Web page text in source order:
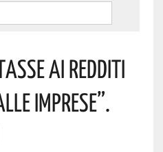
Ai Redditi
Imprese”.